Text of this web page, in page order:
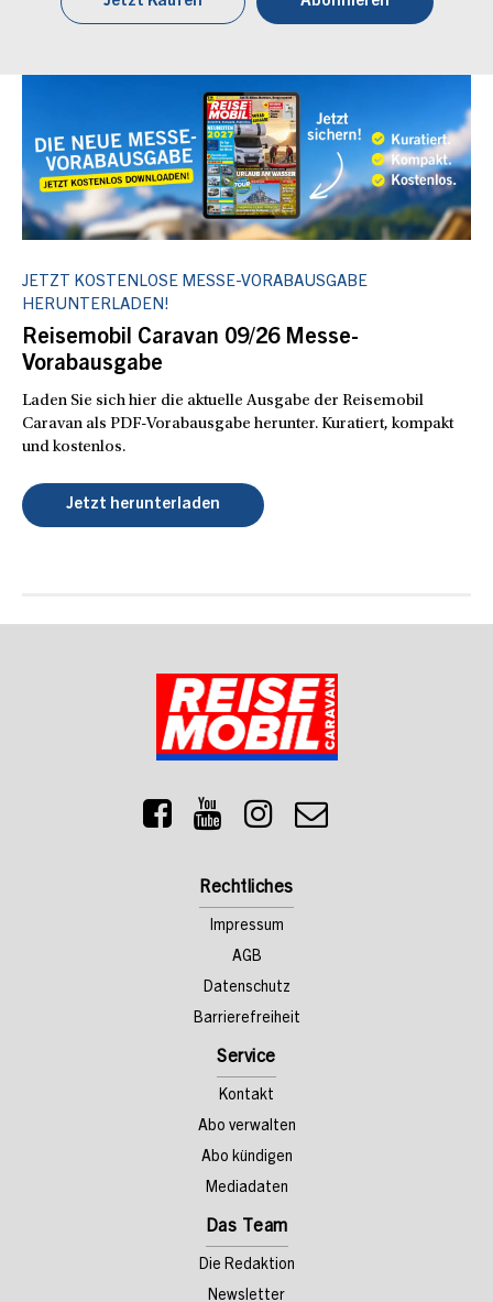
JETZT KOSTENLOSE MESSE-VORABAUSGABE
HERUNTERLADEN!
Reisemobil Caravan 09/26 Messe-
Vorabausgabe
Laden Sie sich hier die aktuelle Ausgabe der Reisemobil
Caravan als PDF-Vorabausgabe herunter. Kuratiert, kompakt
und kostenlos.
Jetzt herunterladen
Rechtliches
Impressum
AGB
Datenschutz
Barrierefreiheit
Service
Kontakt
Abo verwalten
Abo kündigen
Mediadaten
Das Team
Die Redaktion
Newsletter